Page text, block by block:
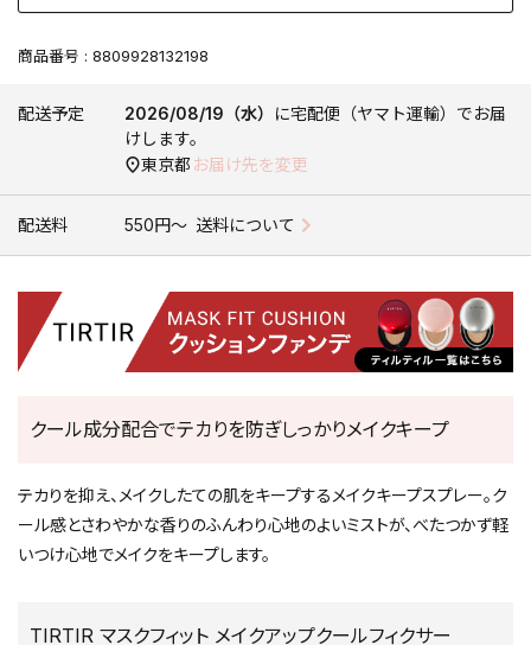
商品番号 8809928132198
配送予定 2026/08/19（水） に宅配便（ヤマト運輸） でお届
けします。
東京都 お届け先を変更
配送料 550円〜 送料について
クール成分配合でテカりを防ぎしっかりメイクキープ
テカりを抑え、メイクしたての肌をキープするメイクキープスプレー。ク
ール感とさわやかな香りのふんわり心地のよいミストが、べたつかず軽
いつけ心地でメイクをキープします。
TIRTIR マスクフィット メイクアップクールフィクサー